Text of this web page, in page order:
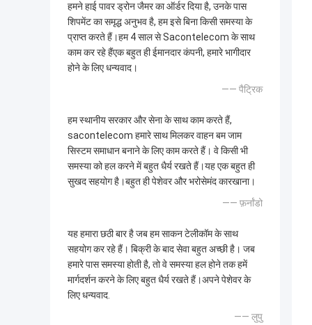
हमने हाई पावर ड्रोन जैमर का ऑर्डर दिया है, उनके पास
शिपमेंट का समृद्ध अनुभव है, हम इसे बिना किसी समस्या के
प्राप्त करते हैं।हम 4 साल से Sacontelecom के साथ
काम कर रहे हैंएक बहुत ही ईमानदार कंपनी, हमारे भागीदार
होने के लिए धन्यवाद।
—— पैट्रिक
हम स्थानीय सरकार और सेना के साथ काम करते हैं,
sacontelecom हमारे साथ मिलकर वाहन बम जाम
सिस्टम समाधान बनाने के लिए काम करते हैं। वे किसी भी
समस्या को हल करने में बहुत धैर्य रखते हैं।यह एक बहुत ही
सुखद सहयोग है।बहुत ही पेशेवर और भरोसेमंद कारखाना।
—— फ़र्नांडो
यह हमारा छठी बार है जब हम साकन टेलीकॉम के साथ
सहयोग कर रहे हैं। बिक्री के बाद सेवा बहुत अच्छी है। जब
हमारे पास समस्या होती है, तो वे समस्या हल होने तक हमें
मार्गदर्शन करने के लिए बहुत धैर्य रखते हैं।अपने पेशेवर के
लिए धन्यवाद.
—— लुपु